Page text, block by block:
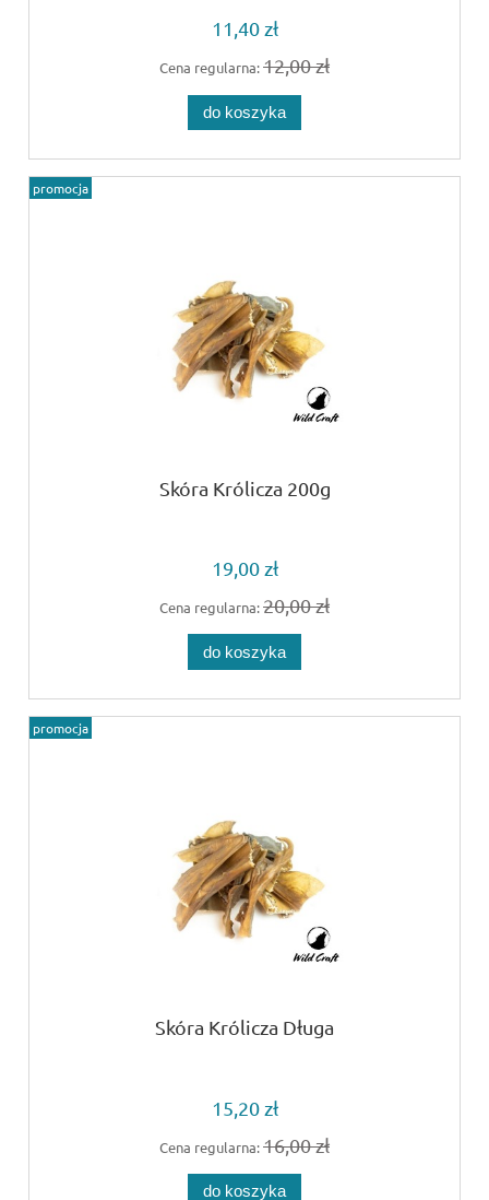
11,40 zł
Cena regularna:12,00 zł
do koszyka
Skóra Królicza 200g
19,00 zł
Cena regularna:20,00 zł
do koszyka
promocja
Skóra Królicza Długa
15,20 zł
Cena regularna:16,00 zł
do koszyka
promocja